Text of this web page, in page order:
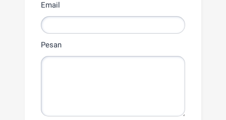
Email
Pesan